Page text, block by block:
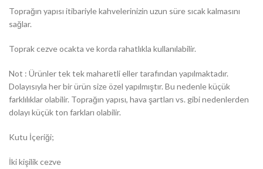
Toprağın yapısı itibariyle kahvelerinizin uzun süre sıcak kalmasını
sağlar.
Toprak cezve ocakta ve korda rahatlıkla kullanılabilir.
Not : Ürünler tek tek maharetli eller tarafından yapılmaktadır.
Dolayısıyla her bir ürün size özel yapılmıştır. Bu nedenle küçük
farklılıklar olabilir. Toprağın yapısı, hava şartları vs. gibi nedenlerden
dolayı küçük ton farkları olabilir.
Kutu İçeriği;
İki kişilik cezve